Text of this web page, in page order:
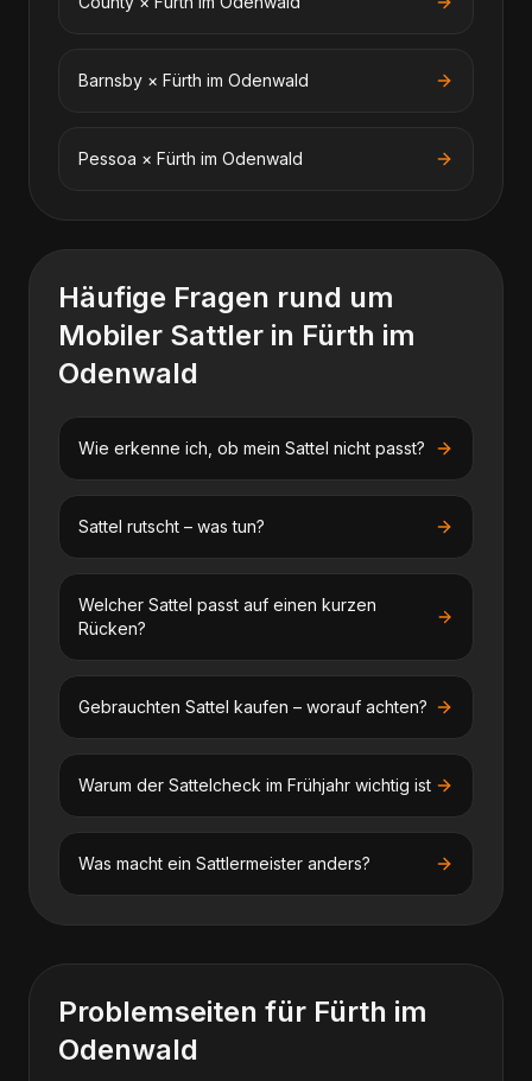
Barnsby × Fürth im Odenwald
Pessoa × Fürth im Odenwald
Häufige Fragen rund um
Mobiler Sattler in Fürth im
Odenwald
Wie erkenne ich, ob mein Sattel nicht passt?
Sattel rutscht – was tun?
Welcher Sattel passt auf einen kurzen
Rücken?
Gebrauchten Sattel kaufen – worauf achten?
Warum der Sattelcheck im Frühjahr wichtig ist
Was macht ein Sattlermeister anders?
Problemseiten für Fürth im
Odenwald